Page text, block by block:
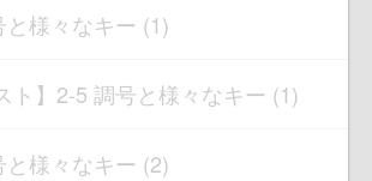
と様々なキー (1)
ト】2-5 調号と様々なキー (1)
と様々なキー (2)